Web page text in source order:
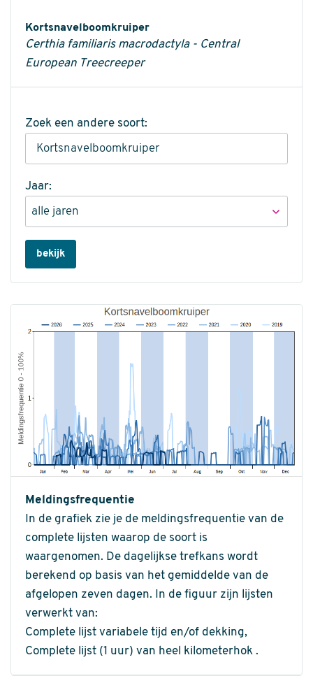
Kortsnavelboomkruiper
Certhia familiaris macrodactyla - Central
European Treecreeper
Zoek een andere soort:
Jaar:
bekijk
Meldingsfrequentie
In de grafiek zie je de meldingsfrequentie van de
complete lijsten waarop de soort is
waargenomen. De dagelijkse trefkans wordt
berekend op basis van het gemiddelde van de
afgelopen zeven dagen. In de figuur zijn lijsten
verwerkt van:
Complete lijst variabele tijd en/of dekking,
Complete lijst (1 uur) van heel kilometerhok .